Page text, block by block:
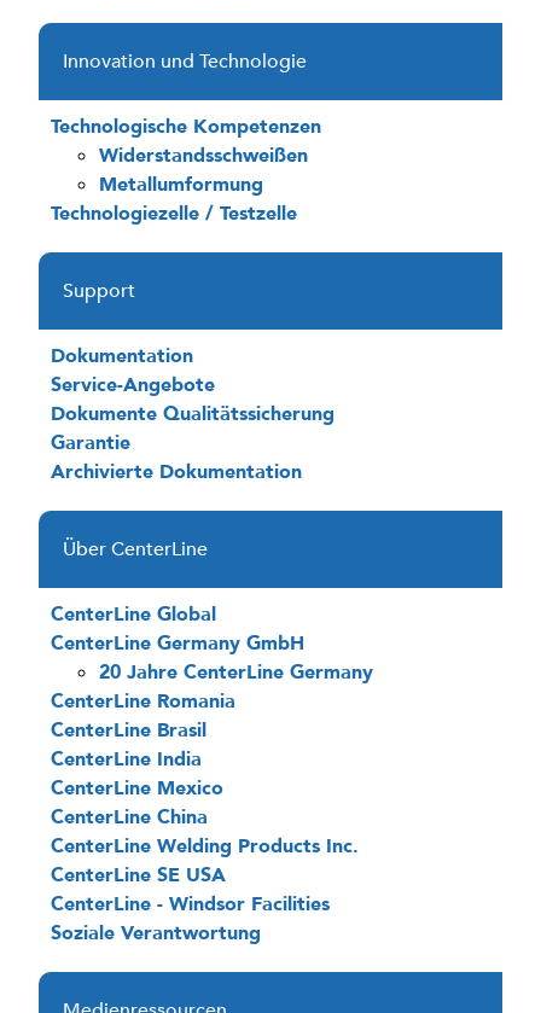
Innovation und Technologie
Technologische Kompetenzen
Widerstandsschweißen
Metallumformung
Technologiezelle / Testzelle
Support
Dokumentation
Service-Angebote
Dokumente Qualitätssicherung
Garantie
Archivierte Dokumentation
Über CenterLine
CenterLine Global
CenterLine Germany GmbH
20 Jahre CenterLine Germany
CenterLine Romania
CenterLine Brasil
CenterLine India
CenterLine Mexico
CenterLine China
CenterLine Welding Products Inc.
CenterLine SE USA
CenterLine - Windsor Facilities
Soziale Verantwortung